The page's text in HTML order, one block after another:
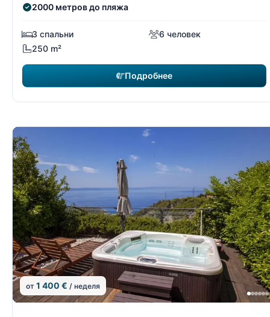
2000 метров до пляжа
3 спальни
6 человек
250 m²
Подробнее
от 1 400 € / неделя